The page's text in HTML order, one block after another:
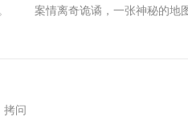
。 案情离奇诡谲，一张神秘的地
一） 不知在